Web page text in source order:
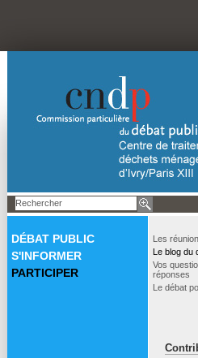
DÉBAT PUBLIC
S'INFORMER
PARTICIPER
Les
Le blog du
Vos
réponses
Le débat